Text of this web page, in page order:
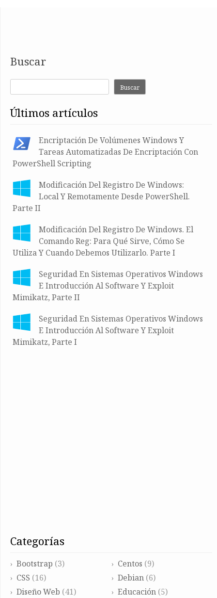
Buscar
Buscar
últimos artículos
Encriptación De Volúmenes Windows Y
Tareas Automatizadas De Encriptación Con
PowerShell Scripting
Modificación Del Registro De Windows:
Local Y Remotamente Desde PowerShell.
Parte II
Modificación Del Registro De Windows. El
Comando Reg: Para Qué Sirve, Cómo Se
Utiliza Y Cuando Debemos Utilizarlo. Parte I
Seguridad En Sistemas Operativos Windows
E Introducción Al Software Y Exploit
Mimikatz, Parte II
Seguridad En Sistemas Operativos Windows
E Introducción Al Software Y Exploit
Mimikatz, Parte I
categorías
Bootstrap (3) Centos (9)
CSS (16) Debian(6)
Diseño Web (41) Educación(5)